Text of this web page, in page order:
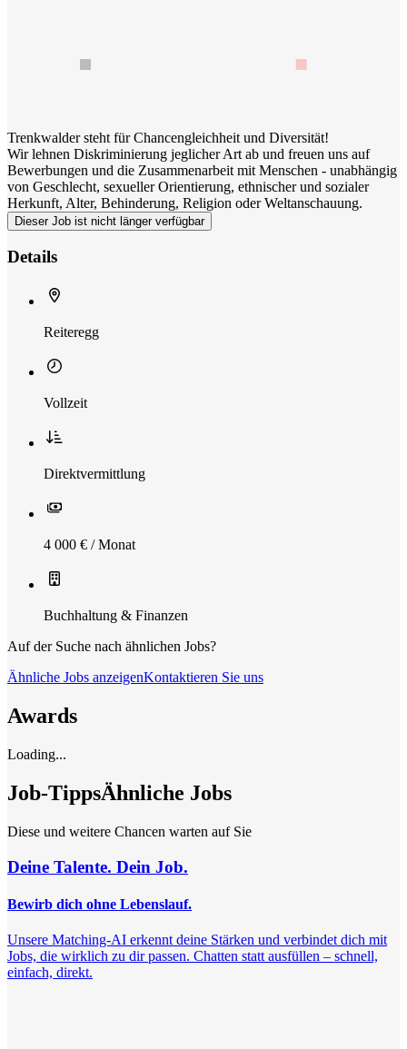
Trenkwalder steht für Chancengleichheit und Diversität!
Wir lehnen Diskriminierung jeglicher Art ab und freuen uns auf
Bewerbungen und die Zusammenarbeit mit Menschen - unabhängig
von Geschlecht, sexueller Orientierung, ethnischer und sozialer
Herkunft, Alter, Behinderung, Religion oder Weltanschauung.
Dieser Job ist nicht länger verfügbar
Details
Reiteregg
Vollzeit
Direktvermittlung
4 000 € / Monat
Buchhaltung & Finanzen
Auf der Suche nach ähnlichen Jobs?
Ähnliche Jobs anzeigenKontaktieren Sie uns
Awards
Loading...
Job-TippsÄhnliche Jobs
Diese und weitere Chancen warten auf Sie
Deine Talente. Dein Job.
Bewirb dich ohne Lebenslauf.
Unsere Matching-AI erkennt deine Stärken und verbindet dich mit
Jobs, die wirklich zu dir passen. Chatten statt ausfüllen – schnell,
einfach, direkt.